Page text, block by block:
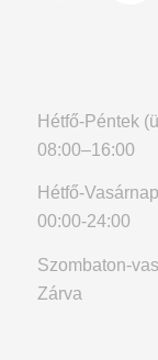
Hétfő-Péntek
08:00–16:00
Hétfő-
00:00-24:00
Szombaton-
Zárva